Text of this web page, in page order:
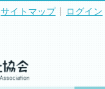
サイトマップ ログイン